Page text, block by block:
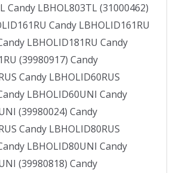
Candy LBHOL803TL (31000462)
Candy LBHOLID161RU
LBHOLID181RU Candy
(39980917) Candy
Candy LBHOLID60RUS
LBHOLID60UNI Candy
(39980024) Candy
Candy LBHOLID80RUS
LBHOLID80UNI Candy
(39980818) Candy